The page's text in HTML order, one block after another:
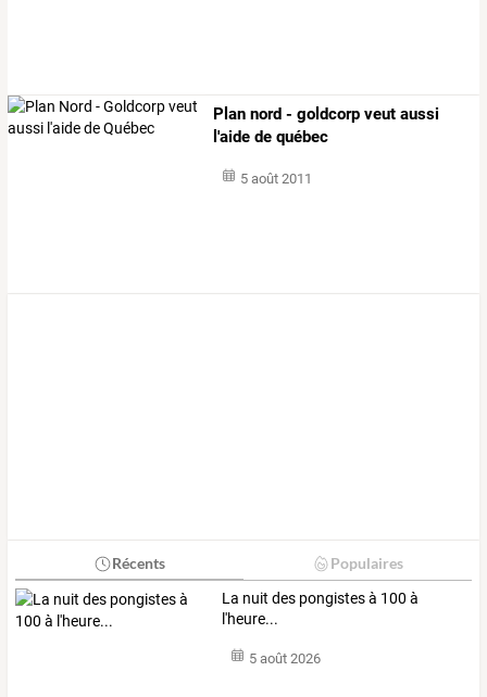
Plan nord - goldcorp veut aussi
l'aide de québec
5 août 2011
Récents Populaires
La nuit des pongistes à 100 à
l'heure...
5 août 2026